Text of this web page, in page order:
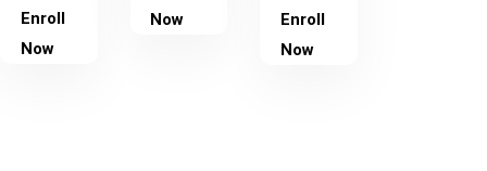
Enroll
Now
Now
Enroll
Now